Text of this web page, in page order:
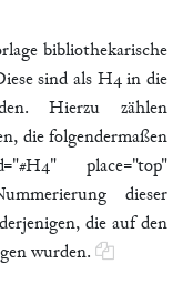
bibliothekarische
sind als H4 in die
Hierzu zählen
die folgendermaßen
place="top"
dieser
die auf den
wurden.